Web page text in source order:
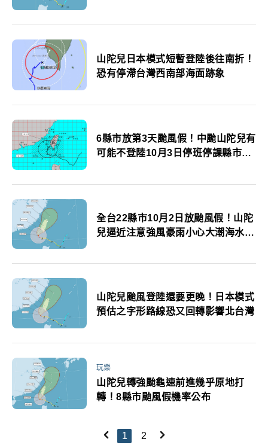
山陀兒日本模式短暫登陸後往南折！
恐有停滯台灣西南部海面跡象
6縣市放第3天颱風假！中颱山陀兒有
可能不登陸10月3日停班停課縣市一
全台22縣市10月2日放颱風假！山陀
兒逼近注意強風豪雨小心大潮海水倒
山陀兒颱風登陸還要更晚！日本模式
預估之字形路線恐又回轉影響北台灣
玩樂
山陀兒轉強颱龜速前進幾乎原地打
轉！8縣市颱風假機率公布
1 2